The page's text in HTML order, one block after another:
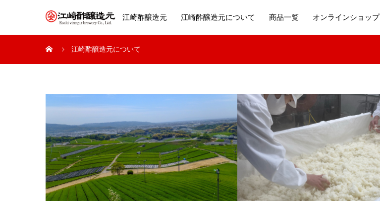
江崎酢醸造元 江崎酢醸造元について 商品一覧 オンラインショップ
江崎酢醸造元について